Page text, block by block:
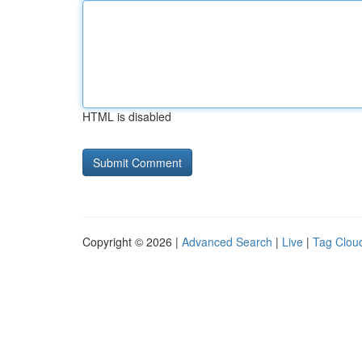
HTML is disabled
Copyright © 2026 | Advanced Search | Live | Tag